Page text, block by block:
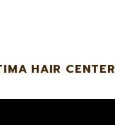
HAIR CENTER